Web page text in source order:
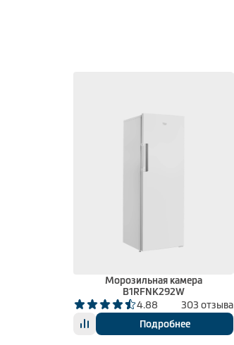
Морозильная камера
B1RFNK292W
4.88
303 отзыва
Подробнее